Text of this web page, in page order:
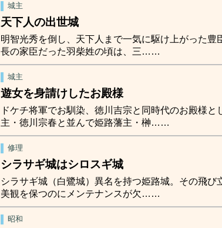
城主
天下人の出世城
明智光秀を倒し、天下人まで一気に駆け上がった豊
長の家臣だった羽柴姓の頃は、三……
城主
遊女を身請けしたお殿様
ドケチ将軍でお馴染、徳川吉宗と同時代のお殿様と
主・徳川宗春と並んで姫路藩主・榊……
修理
シラサギ城はシロスギ城
シラサギ城（白鷺城）異名を持つ姫路城。その飛び
美観を保つのにメンテナンスが欠……
昭和